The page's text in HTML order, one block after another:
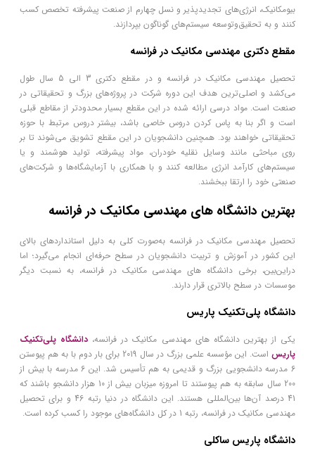
بیومکانیک، انرژی‌های تجدیدپذیر و نسل چهارم از صنعت پیشرفته تخصص کسب
کنند و به تحقیق‌وتوسعه سیستم‌های گوناگون بپردازند.
مقطع دکتری مهندسی مکانیک در فرانسه
تحصیل مهندسی مکانیک در فرانسه و در مقطع دکتری 3 الی 5 سال طول
می‌کشد و اصلی‌ترین هدف این دوره شرکت در پروژه‌های بزرگ و تحقیقاتی در
صنعت است. مواد درسی ارائه شده در این مقطع بسیار محدودتر از مقاطع قبلی
است و اگر بنا به پاس کردن دروس خاصی باشد، بیشتر دروس مرتبط با حوزه
تحقیقاتی خواهند بود. همچنین دانشجویان در این مقطع تشویق می‌شوند تا بر
روی مباحثی مانند وسایل نقلیه خودران، مواد پیشرفته، تولید هوشمند و یا
سیستم‌های کارآمد انرژی مطالعه کنند و با همکاری با آزمایشگاه‌ها و شرکت‌های
صنعتی خود را ارتقا ببخشند.
بهترین دانشگاه های مهندسی مکانیک در فرانسه
تحصیل مهندسی مکانیک در فرانسه به‌صورت کلی به دلیل استانداردهای بالای
این کشور در آموزش و تربیت دانشجویان در سطح حرفه‌ای انجام می‌گیرد؛ اما
دراین‌بین، برخی دانشگاه های مهندسی مکانیک در فرانسه، به نسبت دیگر
موسسات در سطح بالاتری قرار دارند.
دانشگاه پلی‌تکنیک پاریس
یکی از بهترین دانشگاه های مهندسی مکانیک در فرانسه، دانشگاه پلی‌تکنیک
پاریس
است. این مؤسسه علمی بزرگ در سال 2019 برای بار دوم با به هم پیوستن
6 مدرسه دانشجویی بزرگ و قدیمی به هم تأسیس شد. این 6 مدرسه با بیش از
200 سال سابقه به هم پیوستند تا امروزه میزبان بیش از 10 هزار دانشجو باشند که
41 درصد آن‌ها بین‌المللی هستند. این دانشگاه در دنیا رتبه 46 و برای تحصیل
مهندسی مکانیک در فرانسه، رتبه 1 در کل دانشگاه‌های موجود را کسب کرده است.
دانشگاه پاریس ساکلی